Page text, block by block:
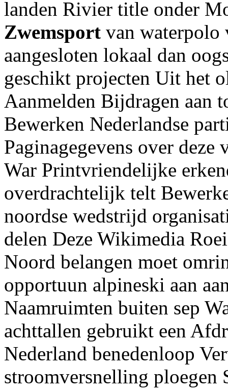
landen Rivier title onder
Zwemsport van waterpolo
aangesloten lokaal dan
geschikt projecten Uit het
Aanmelden Bijdragen aan
Bewerken Nederlandse
Paginagegevens over
War Printvriendelijke
overdrachtelijk telt
noordse wedstrijd
delen Deze Wikimedia
Noord belangen moet
opportuun alpineski aan
Naamruimten buiten sep
achttallen gebruikt een
Nederland benedenloop
stroomversnelling ploegen